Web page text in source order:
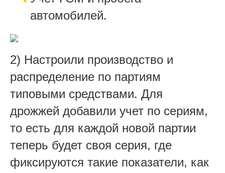
автомобилей.
2) Настроили производство и
распределение по партиям
типовыми средствами. Для
дрожжей добавили учет по сериям,
то есть для каждой новой партии
теперь будет своя серия, где
фиксируются такие показатели, как